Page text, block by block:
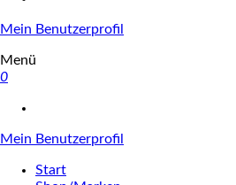
Mein Benutzerprofil
Menü
0
Mein Benutzerprofil
Start